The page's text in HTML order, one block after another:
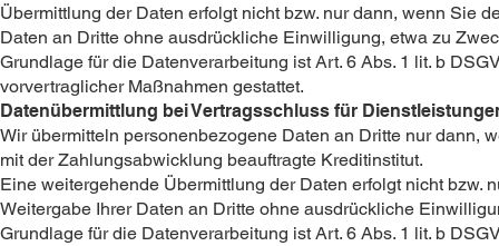
Übermittlung der Daten erfolgt nicht bzw. nur dann, wenn Sie
Daten an Dritte ohne ausdrückliche Einwilligung, etwa zu
Grundlage für die Datenverarbeitung ist Art. 6 Abs. 1 lit. b
vorvertraglicher Maßnahmen gestattet.
Datenübermittlung bei Vertragsschluss für
Wir übermitteln personenbezogene Daten an Dritte nur dann,
mit der Zahlungsabwicklung beauftragte Kreditinstitut.
Eine weitergehende Übermittlung der Daten erfolgt nicht bzw.
Weitergabe Ihrer Daten an Dritte ohne ausdrückliche
Grundlage für die Datenverarbeitung ist Art. 6 Abs. 1 lit. b